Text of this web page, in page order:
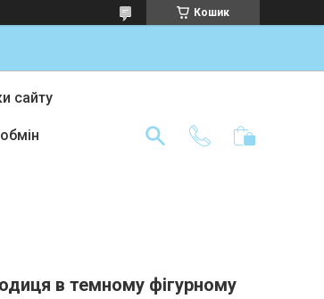
Кошик
сайту
в темному фігурному